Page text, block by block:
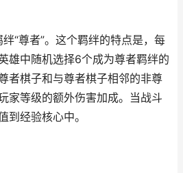
“尊者”。这个羁绊的特点是，每
雄中随机选择6个成为尊者羁绊的
者棋子和与尊者棋子相邻的非尊
家等级的额外伤害加成。当战斗
到经验核心中。